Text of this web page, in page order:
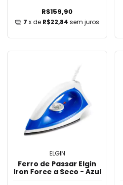
R$159,90
7 x de R$22,84 sem juros
ELGIN
Ferro de Passar Elgin
Iron Force a Seco - Azul